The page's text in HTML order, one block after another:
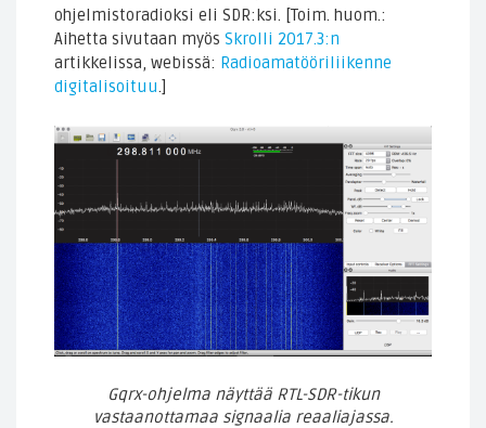
ohjelmistoradioksi eli SDR:ksi. [Toim. huom.:
Aihetta sivutaan myös Skrolli 2017.3:n
artikkelissa, webissä: Radioamatööriliikenne
digitalisoituu.]
Gqrx-ohjelma näyttää RTL-SDR-tikun
vastaanottamaa signaalia reaaliajassa.